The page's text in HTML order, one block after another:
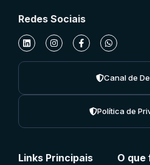
Redes Sociais
Canal de
Política de
Links Principais O que